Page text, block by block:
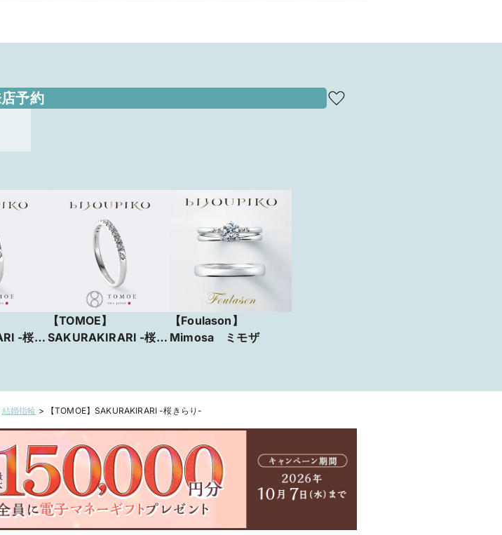
予約
-桜ひ
【TOMOE】
SAKURAKIRARI -桜き
【Foulason】
Mimosa ミモザ
結婚指輪 > 【TOMOE】SAKURAKIRARI -桜きらり-